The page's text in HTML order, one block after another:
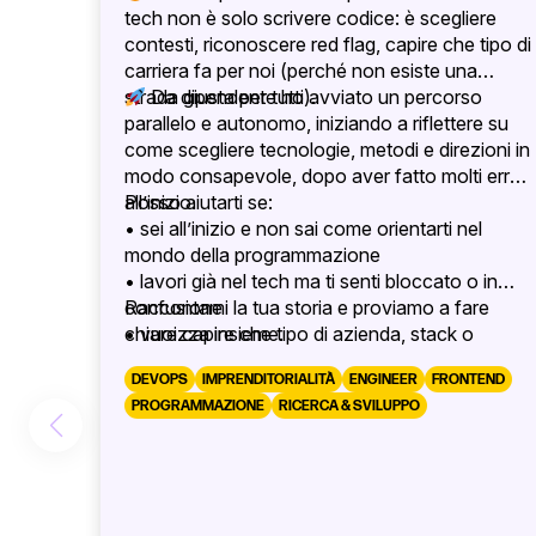
tech non è solo scrivere codice: è scegliere
contesti, riconoscere red flag, capire che tipo di
carriera fa per noi (perché non esiste una
strada giusta per tutti).
Da dipendente ho avviato un percorso
parallelo e autonomo, iniziando a riflettere su
come scegliere tecnologie, metodi e direzioni in
modo consapevole, dopo aver fatto molti errori
all’inizio.
Posso aiutarti se:
• sei all’inizio e non sai come orientarti nel
mondo della programmazione
• lavori già nel tech ma ti senti bloccato o in
confusione
• vuoi capire che tipo di azienda, stack o
percorso fa per te
Raccontami la tua storia e proviamo a fare
chiarezza insieme.
DEVOPS IMPRENDITORIALITÀ ENGINEER
FRONTEND
PROGRAMMAZIONE
RICERCA & SVILUPPO